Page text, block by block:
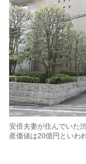
安倍夫妻が住んでいた
産価値は20億円といわ